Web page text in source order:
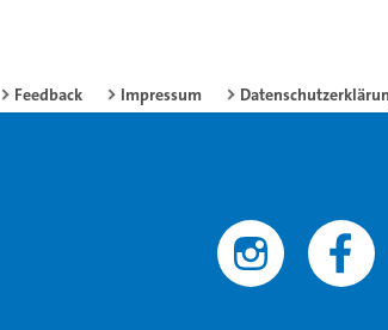
Feedback Impressum